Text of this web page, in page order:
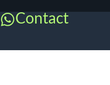
Contact